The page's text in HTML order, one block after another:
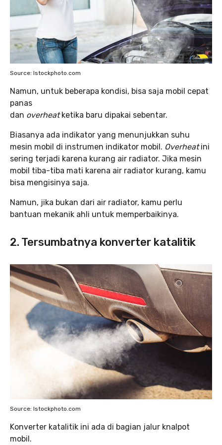
Source: Istockphoto.com
Namun, untuk beberapa kondisi, bisa saja mobil cepat
panas
dan overheatketika baru dipakai sebentar.
Biasanya ada indikator yang menunjukkan suhu
mesin mobil di instrumen indikator mobil. Overheatini
sering terjadi karena kurang air radiator. Jika mesin
mobil tiba-tiba mati karena air radiator kurang, kamu
bisa mengisinya saja.
Namun, jika bukan dari air radiator, kamu perlu
bantuan mekanik ahli untuk memperbaikinya.
2. Tersumbatnya konverter katalitik
Source: Istockphoto.com
Konverter katalitik ini ada di bagian jalur knalpot
mobil.